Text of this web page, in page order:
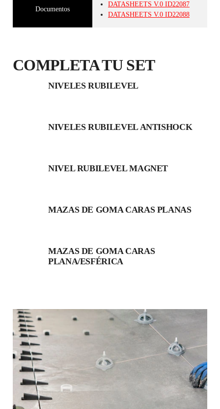
Documentos
DATASHEETS V.0 ID22087
DATASHEETS V.0 ID22088
COMPLETA TU SET
NIVELES RUBILEVEL
NIVELES RUBILEVEL ANTISHOCK
NIVEL RUBILEVEL MAGNET
MAZAS DE GOMA CARAS PLANAS
MAZAS DE GOMA CARAS
PLANA/ESFÉRICA